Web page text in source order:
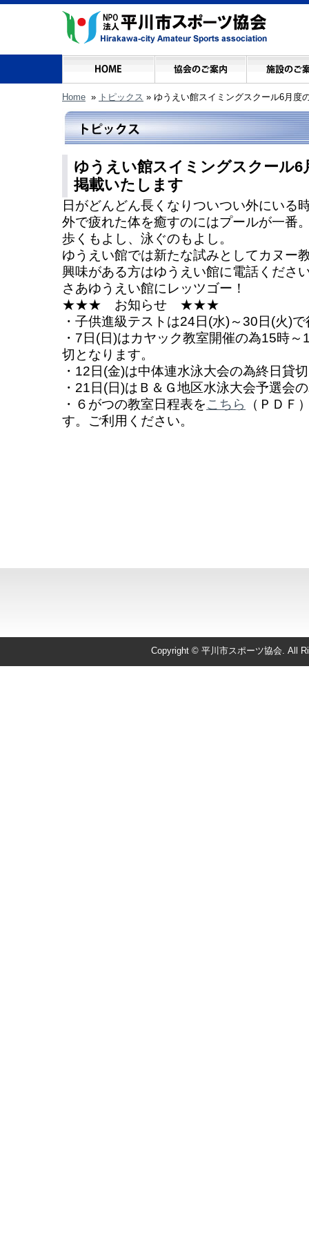
Home » トピックス » ゆうえい館スイミングスクール6月度
ゆうえい館スイミングスクール6
掲載いたします
日がどんどん長くなりついつい外にいる
外で疲れた体を癒すのにはプールが一番
歩くもよし、泳ぐのもよし。
ゆうえい館では新たな試みとしてカヌー
興味がある方はゆうえい館に電話くださ
さあゆうえい館にレッツゴー！
★★★ お知らせ ★★★
・子供進級テストは24日(水)～30日(火)
・7日(日)はカヤック教室開催の為15時
切となります。
・12日(金)は中体連水泳大会の為終日貸
・21日(日)はＢ＆Ｇ地区水泳大会予選会
・６がつの教室日程表をこちら
（ＰＤＦ
す。ご利用ください。
Copyright © 平川市スポーツ協会. All